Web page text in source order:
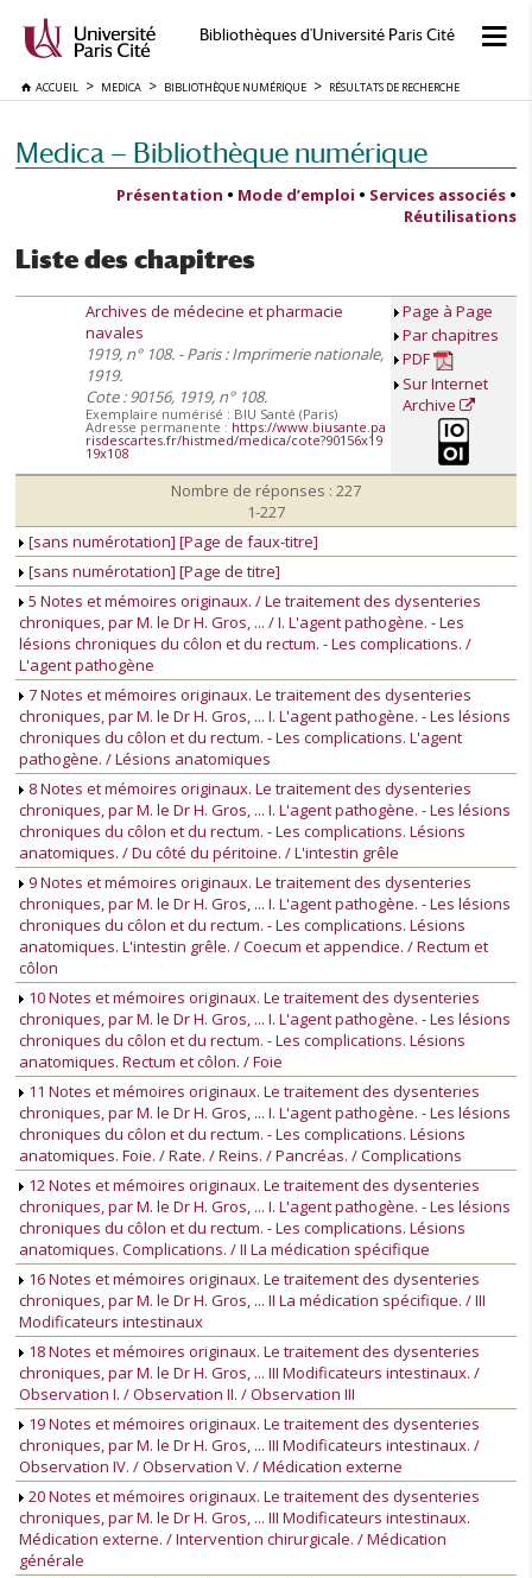
Bibliothèques d'Université Paris Cité
ACCUEIL MEDICA BIBLIOTHÈQUE NUMÉRIQUE RÉSULTATS DE RECHERCHE
Medica — Bibliothèque numérique
Présentation • Mode d’emploi • Services associés •
Réutilisations
Liste des chapitres
Archives de médecine et pharmacie
navales
1919, n° 108. - Paris : Imprimerie nationale,
1919.
Cote : 90156, 1919, n° 108.
Exemplaire numérisé : BIU Santé (Paris)
Adresse permanente : https://www.biusante.pa
risdescartes.fr/histmed/medica/cote?90156x19
19x108
Page à Page
Par chapitres
PDF
Sur Internet
Archive
Nombre de réponses : 227
1-227
[sans numérotation] [Page de faux-titre]
[sans numérotation] [Page de titre]
5 Notes et mémoires originaux. / Le traitement des dysenteries
chroniques, par M. le Dr H. Gros, ... / I. L'agent pathogène. - Les
lésions chroniques du côlon et du rectum. - Les complications. /
L'agent pathogène
7 Notes et mémoires originaux. Le traitement des dysenteries
chroniques, par M. le Dr H. Gros, ... I. L'agent pathogène. - Les lésions
chroniques du côlon et du rectum. - Les complications. L'agent
pathogène. / Lésions anatomiques
8 Notes et mémoires originaux. Le traitement des dysenteries
chroniques, par M. le Dr H. Gros, ... I. L'agent pathogène. - Les lésions
chroniques du côlon et du rectum. - Les complications. Lésions
anatomiques. / Du côté du péritoine. / L'intestin grêle
9 Notes et mémoires originaux. Le traitement des dysenteries
chroniques, par M. le Dr H. Gros, ... I. L'agent pathogène. - Les lésions
chroniques du côlon et du rectum. - Les complications. Lésions
anatomiques. L'intestin grêle. / Coecum et appendice. / Rectum et
côlon
10 Notes et mémoires originaux. Le traitement des dysenteries
chroniques, par M. le Dr H. Gros, ... I. L'agent pathogène. - Les lésions
chroniques du côlon et du rectum. - Les complications. Lésions
anatomiques. Rectum et côlon. / Foie
11 Notes et mémoires originaux. Le traitement des dysenteries
chroniques, par M. le Dr H. Gros, ... I. L'agent pathogène. - Les lésions
chroniques du côlon et du rectum. - Les complications. Lésions
anatomiques. Foie. / Rate. / Reins. / Pancréas. / Complications
12 Notes et mémoires originaux. Le traitement des dysenteries
chroniques, par M. le Dr H. Gros, ... I. L'agent pathogène. - Les lésions
chroniques du côlon et du rectum. - Les complications. Lésions
anatomiques. Complications. / II La médication spécifique
16 Notes et mémoires originaux. Le traitement des dysenteries
chroniques, par M. le Dr H. Gros, ... II La médication spécifique. / III
Modificateurs intestinaux
18 Notes et mémoires originaux. Le traitement des dysenteries
chroniques, par M. le Dr H. Gros, ... III Modificateurs intestinaux. /
Observation I. / Observation II. / Observation III
19 Notes et mémoires originaux. Le traitement des dysenteries
chroniques, par M. le Dr H. Gros, ... III Modificateurs intestinaux. /
Observation IV. / Observation V. / Médication externe
20 Notes et mémoires originaux. Le traitement des dysenteries
chroniques, par M. le Dr H. Gros, ... III Modificateurs intestinaux.
Médication externe. / Intervention chirurgicale. / Médication
générale